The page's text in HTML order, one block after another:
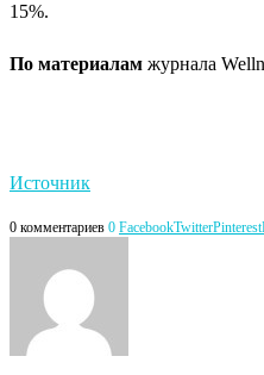
15%.
По материалам журнала
Источник
0 комментариев 0 FacebookTwitterPinterest